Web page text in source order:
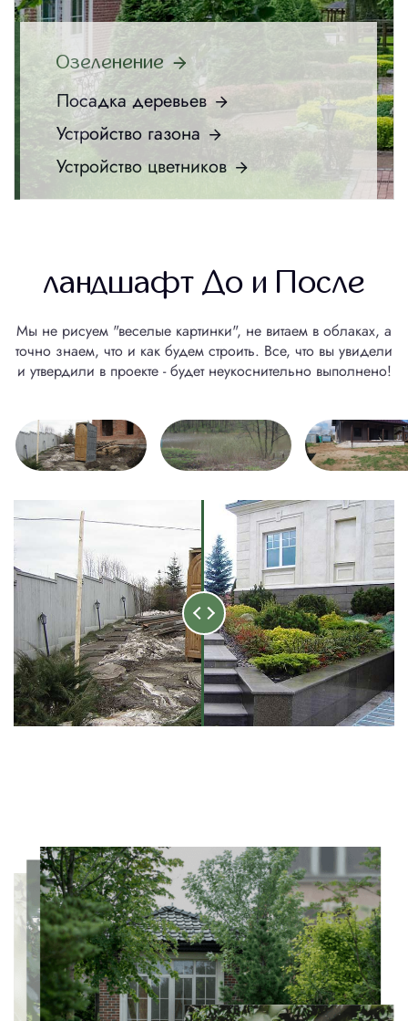
Озеленение
Посадка деревьев
Устройство газона
Устройство цветников
ландшафт До и После
Мы не рисуем "веселые картинки", не витаем в облаках, а
точно знаем, что и как будем строить. Все, что вы увидели
и утвердили в проекте - будет неукоснительно выполнено!